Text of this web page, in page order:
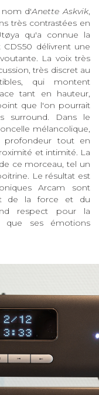
d'Anette Askvik,
très contrastées en
qu'a connue la
délivrent une
La voix très
très discret au
qui montent
tant en hauteur,
que l'on pourrait
surround. Dans le
mélancolique,
profondeur tout en
et intimité. La
ce morceau, tel un
Le résultat est
Arcam sont
de la force et du
respect pour la
que ses émotions